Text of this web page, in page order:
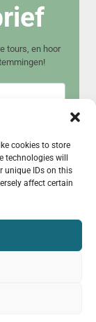
cookies to store
will
unique IDs on this
affect certain
tours, en hoor